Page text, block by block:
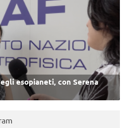
esopianeti, con Serena